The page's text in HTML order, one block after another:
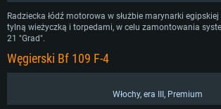
Radziecka łódź motorowa w służbie marynarki
tylną wieżyczką i torpedami, w celu zamontowania
21 "Grad".
Węgierski Bf 109 F-4
Włochy, era III, Premium